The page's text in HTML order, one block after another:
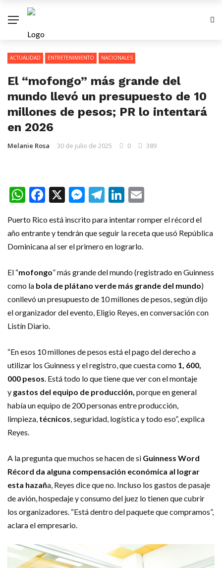
ACTUALIDAD ENTRETENIMIENTO NACIONALES
El “mofongo” más grande del
mundo llevó un presupuesto de 10
millones de pesos; PR lo intentará
en 2026
Melanie Rosa 30 de julio de 2025 0 389
WhatsApp
Facebook
X Messenger
Telegram
LinkedIn
Puerto Rico está inscrito para intentar romper el récord el
año entrante y tendrán que seguir la receta que usó República
Dominicana al ser el primero en lograrlo.
El “mofongo” más grande del mundo (registrado en Guinness
como la bola de plátano verde más grande del mundo)
conllevó un presupuesto de 10 millones de pesos, según dijo
el organizador del evento, Eligio Reyes, en conversación con
Listín Diario.
“En esos 10 millones de pesos está el pago del derecho a
utilizar los Guinness y el registro, que cuesta como 1, 600,
000 pesos. Está todo lo que tiene que ver con el montaje
y gastos del equipo de producción, porque en general
había un equipo de 200 personas entre producción,
limpieza, técnicos, seguridad, logística y todo eso”, explica
Reyes.
A la pregunta que muchos se hacen de si Guinness Word
Récord da alguna compensación económica al lograr
esta hazaña, Reyes dice que no. Incluso los gastos de pasaje
de avión, hospedaje y consumo del juez lo tienen que cubrir
los organizadores. “Está dentro del paquete que compramos”,
aclara el empresario.